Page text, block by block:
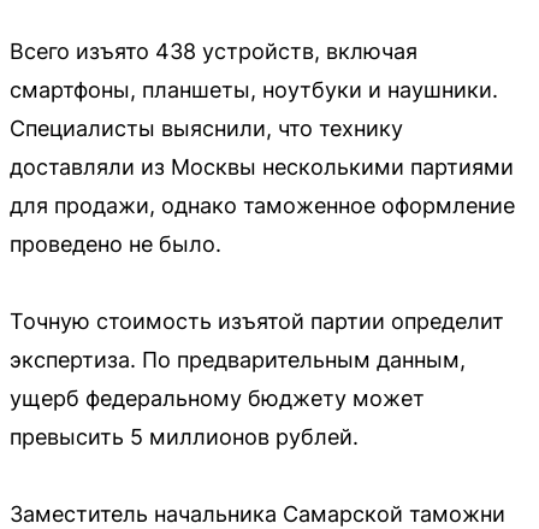
Всего изъято 438 устройств, включая
смартфоны, планшеты, ноутбуки и наушники.
Специалисты выяснили, что технику
доставляли из Москвы несколькими партиями
для продажи, однако таможенное оформление
проведено не было.
Точную стоимость изъятой партии определит
экспертиза. По предварительным данным,
ущерб федеральному бюджету может
превысить 5 миллионов рублей.
Заместитель начальника Самарской таможни